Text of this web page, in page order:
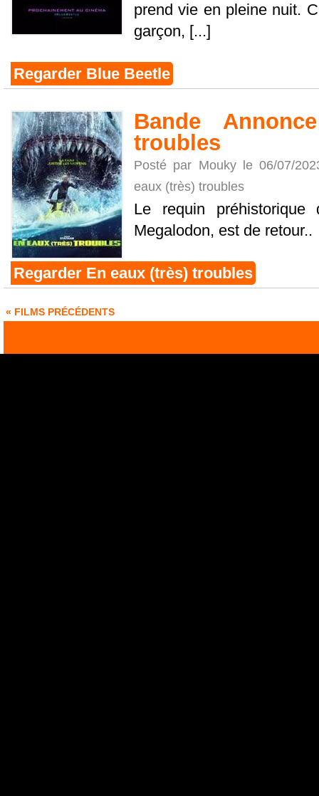
prend vie en pleine nuit.
garçon, [...]
Regarder Blue Beetle
Bande
troubles
Posté par Mouky le 06/07/
eaux (très) troubles
Le requin
Megalodon, est de retour..
Regarder En eaux (très) troubles
« FILMS PRÉCÉDENTS